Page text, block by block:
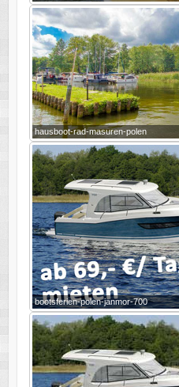
hausboot-rad-masuren-polen
bootsferien-polen-janmor-700